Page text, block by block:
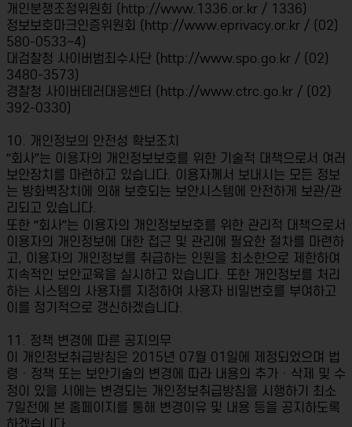
개인분쟁조정위원회 (http://www.1336.or.kr / 1336)
정보보호마크인증위원회 (http://www.eprivacy.or.kr / (02)
580-0533~4)
대검찰청 사이버범죄수사단 (http://www.spo.go.kr / (02)
3480-3573)
경찰청 사이버테러대응센터 (http://www.ctrc.go.kr / (02)
392-0330)
10. 개인정보의 안전성 확보조치
“회사”는 이용자의 개인정보보호를 위한 기술적 대책으로서 여러
보안장치를 마련하고 있습니다. 이용자께서 보내시는 모든 정보
는 방화벽장치에 의해 보호되는 보안시스템에 안전하게 보관/관
리되고 있습니다.
또한 “회사”는 이용자의 개인정보보호를 위한 관리적 대책으로서
이용자의 개인정보에 대한 접근 및 관리에 필요한 절차를 마련하
고, 이용자의 개인정보를 취급하는 인원을 최소한으로 제한하여
지속적인 보안교육을 실시하고 있습니다. 또한 개인정보를 처리
하는 시스템의 사용자를 지정하여 사용자 비밀번호를 부여하고
이를 정기적으로 갱신하겠습니다.
11. 정책 변경에 따른 공지의무
이 개인정보취급방침은 2015년 07월 01일에 제정되었으며 법
령ㆍ정책 또는 보안기술의 변경에 따라 내용의 추가ㆍ삭제 및 수
정이 있을 시에는 변경되는 개인정보취급방침을 시행하기 최소
7일전에 본 홈페이지를 통해 변경이유 및 내용 등을 공지하도록